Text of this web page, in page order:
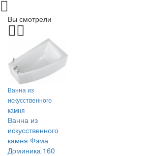
Вы смотрели
Ванна из
искусственного
камня
Ванна из
искусственного
камня Фэма
Доминика 160